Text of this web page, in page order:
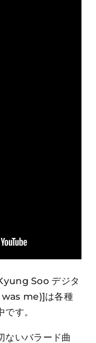
Soo デジタ
was me)]は各種
す。
ないバラード曲